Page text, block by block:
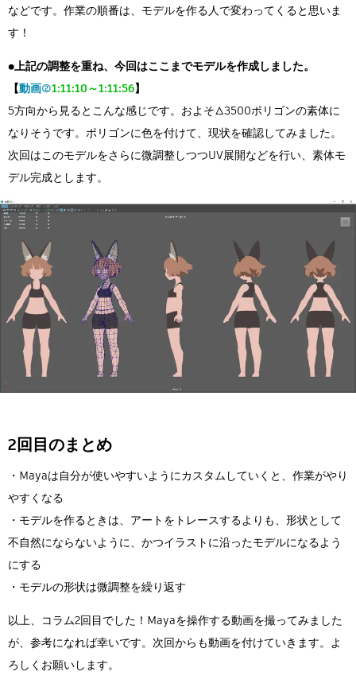
などです。作業の順番は、モデルを作る人で変わってくると思いま
す！
●上記の調整を重ね、今回はここまでモデルを作成しました。
【動画②1:11:10～1:11:56】
5方向から見るとこんな感じです。およそ△3500ポリゴンの素体に
なりそうです。ポリゴンに色を付けて、現状を確認してみました。
次回はこのモデルをさらに微調整しつつUV展開などを行い、素体モ
デル完成とします。
2回目のまとめ
・Mayaは自分が使いやすいようにカスタムしていくと、作業がやり
やすくなる
・モデルを作るときは、アートをトレースするよりも、形状として
不自然にならないように、かつイラストに沿ったモデルになるよう
にする
・モデルの形状は微調整を繰り返す
以上、コラム2回目でした！Mayaを操作する動画を撮ってみました
が、参考になれば幸いです。次回からも動画を付けていきます。よ
ろしくお願いします。